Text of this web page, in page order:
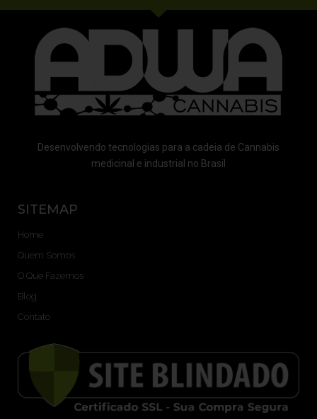
Desenvolvendo tecnologias para a cadeia de Cannabis
medicinal e industrial no Brasil
SITEMAP
Home
Quem Somos
O Que Fazemos
Blog
Contato